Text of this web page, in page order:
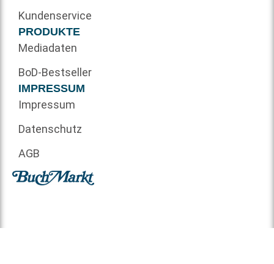
Kundenservice
PRODUKTE
Mediadaten
BoD-Bestseller
IMPRESSUM
Impressum
Datenschutz
AGB